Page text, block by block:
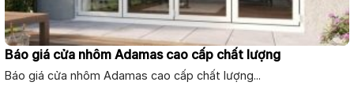
Báo giá cửa nhôm Adamas cao cấp chất lượng
Báo giá cửa nhôm Adamas cao cấp chất lượng...